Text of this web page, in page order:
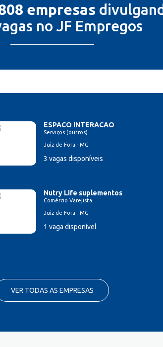
empresas
no JF Empregos
ESPACO INTERACAO
Serviços (outros)
Juiz de Fora - MG
3 vagas disponíveis
Nutry Life suplementos
Comércio Varejista
Juiz de Fora - MG
1 vaga disponível
VER TODAS AS EMPRESAS